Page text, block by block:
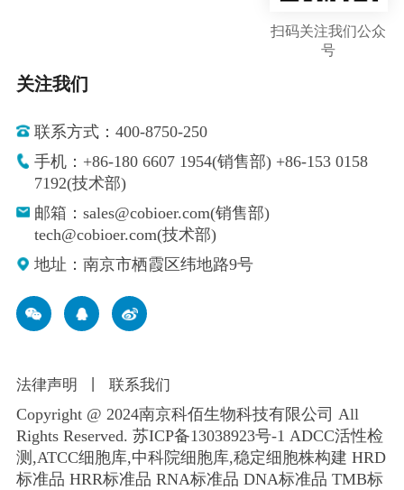
扫码关注我们公众
号
关注我们
联系方式：400-8750-250
手机：+86-180 6607 1954(销售部) +86-153 0158
7192(技术部)
邮箱：sales@cobioer.com(销售部)
tech@cobioer.com(技术部)
地址：南京市栖霞区纬地路9号
法律声明 联系我们
Copyright @ 2024南京科佰生物科技有限公司 All
Rights Reserved. 苏ICP备13038923号-1 ADCC活性检
测,ATCC细胞库,中科院细胞库,稳定细胞株构建 HRD
标准品 HRR标准品 RNA标准品 DNA标准品 TMB标